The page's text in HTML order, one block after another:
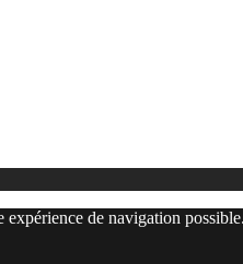
de navigation